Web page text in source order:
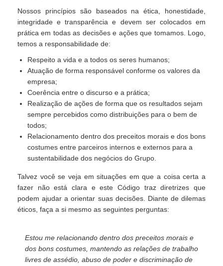
Nossos princípios são baseados na ética, honestidade,
integridade e transparência e devem ser colocados em
prática em todas as decisões e ações que tomamos. Logo,
temos a responsabilidade de:
Respeito a vida e a todos os seres humanos;
Atuação de forma responsável conforme os valores da
empresa;
Coerência entre o discurso e a prática;
Realização de ações de forma que os resultados sejam
sempre percebidos como distribuições para o bem de
todos;
Relacionamento dentro dos preceitos morais e dos bons
costumes entre parceiros internos e externos para a
sustentabilidade dos negócios do Grupo.
Talvez você se veja em situações em que a coisa certa a
fazer não está clara e este Código traz diretrizes que
podem ajudar a orientar suas decisões. Diante de dilemas
éticos, faça a si mesmo as seguintes perguntas:
Estou me relacionando dentro dos preceitos morais e
dos bons costumes, mantendo as relações de trabalho
livres de assédio, abuso de poder e discriminação de